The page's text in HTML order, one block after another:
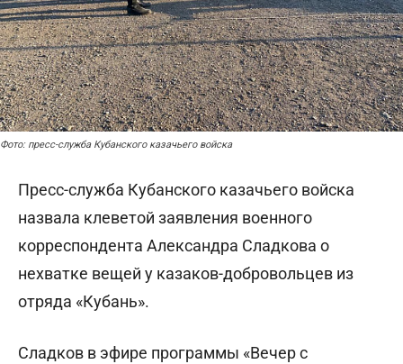
Фото: пресс-служба Кубанского казачьего войска
Пресс-служба Кубанского казачьего войска
назвала клеветой заявления военного
корреспондента Александра Сладкова о
нехватке вещей у казаков-добровольцев из
отряда «Кубань».
Сладков в эфире программы «Вечер с